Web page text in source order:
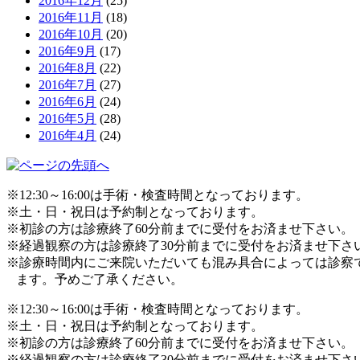
2016年11月 (18)
2016年10月 (20)
2016年9月 (17)
2016年8月 (22)
2016年7月 (27)
2016年6月 (24)
2016年5月 (28)
2016年4月 (24)
※12:30～16:00は手術・検査時間となっております。
※土・日・祝日は予約制となっております。
※初診の方は診療終了60分前までに受付をお済ませ下さい。
※経過観察の方は診療終了30分前までに受付をお済ませ下さ
※診療時間内にご来院いただいても混み具合によっては診察
ます。予めご了承ください。
※12:30～16:00は手術・検査時間となっております。
※土・日・祝日は予約制となっております。
※初診の方は診療終了60分前までに受付をお済ませ下さい。